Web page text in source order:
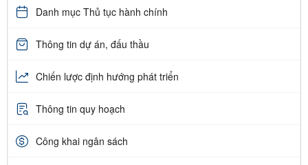
Danh mục Thủ tục hành chính
Thông tin dự án, đấu thầu
Chiến lược định hướng phát triển
Thông tin quy hoạch
Công khai ngân sách